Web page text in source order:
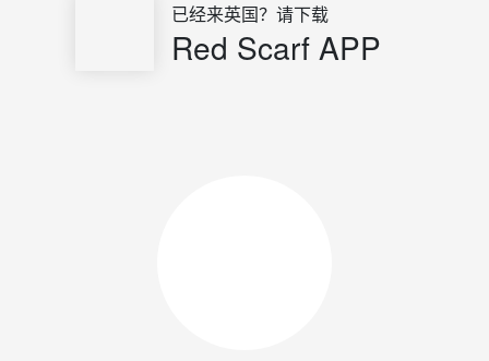
已经来英国？请下载
Red Scarf APP